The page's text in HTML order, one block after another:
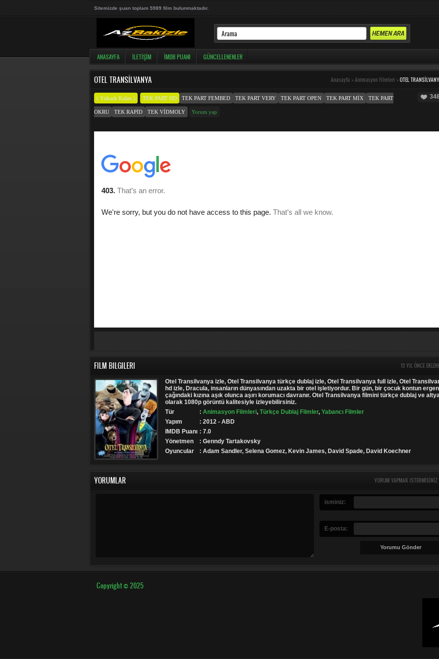
Sitemizde şuan toplam 5989 film bulunmaktadır.
ANASAYFA İLETIŞIM İMDB PUANI GÜNCELLENENLER
OTEL TRANSILVANYA Anasayfa > Animasyon Filmleri > OTEL
( Yüksek Kalite ) TEK PART HD TEK PART FEMBED TEK PART VERY TEK PART OPEN TEK PART MIX TEK PART
OKRU TEK RAPID TEK VIDMOLY Yorum yap
FILM BILGILERI 13 YIL ÖNCE
Otel Transilvanya izle, Otel Transilvanya türkçe dublaj izle, Otel Transilvanya full izle, Otel
hd izle, Dracula, insanların dünyasından uzakta bir otel işletiyordur. Bir gün, bir çocuk kontun
çağındaki kızına aşık olunca aşırı korumacı davranır. Otel Transilvanya filmini türkçe dublaj ve
olarak 1080p görüntü kalitesiyle izleyebilirsiniz.
Tür
: Animasyon Filmleri, Türkçe Dublaj Filmler, Yabancı Filmler
Yapım
: 2012 - ABD
IMDB Puanı : 7.0
Yönetmen
: Genndy Tartakovsky
Oyuncular
: Adam Sandler, Selena Gomez, Kevin James, David Spade, David Koechner
YORUMLAR YORUM YAPMAK
isminiz:
E-posta:
Copyright © 2025